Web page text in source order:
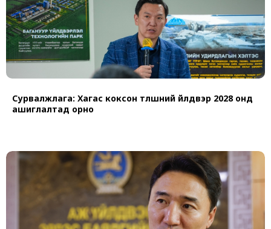
Сурвалжлага: Хагас коксон түлшний үйлдвэр 2028 онд
ашиглалтад орно